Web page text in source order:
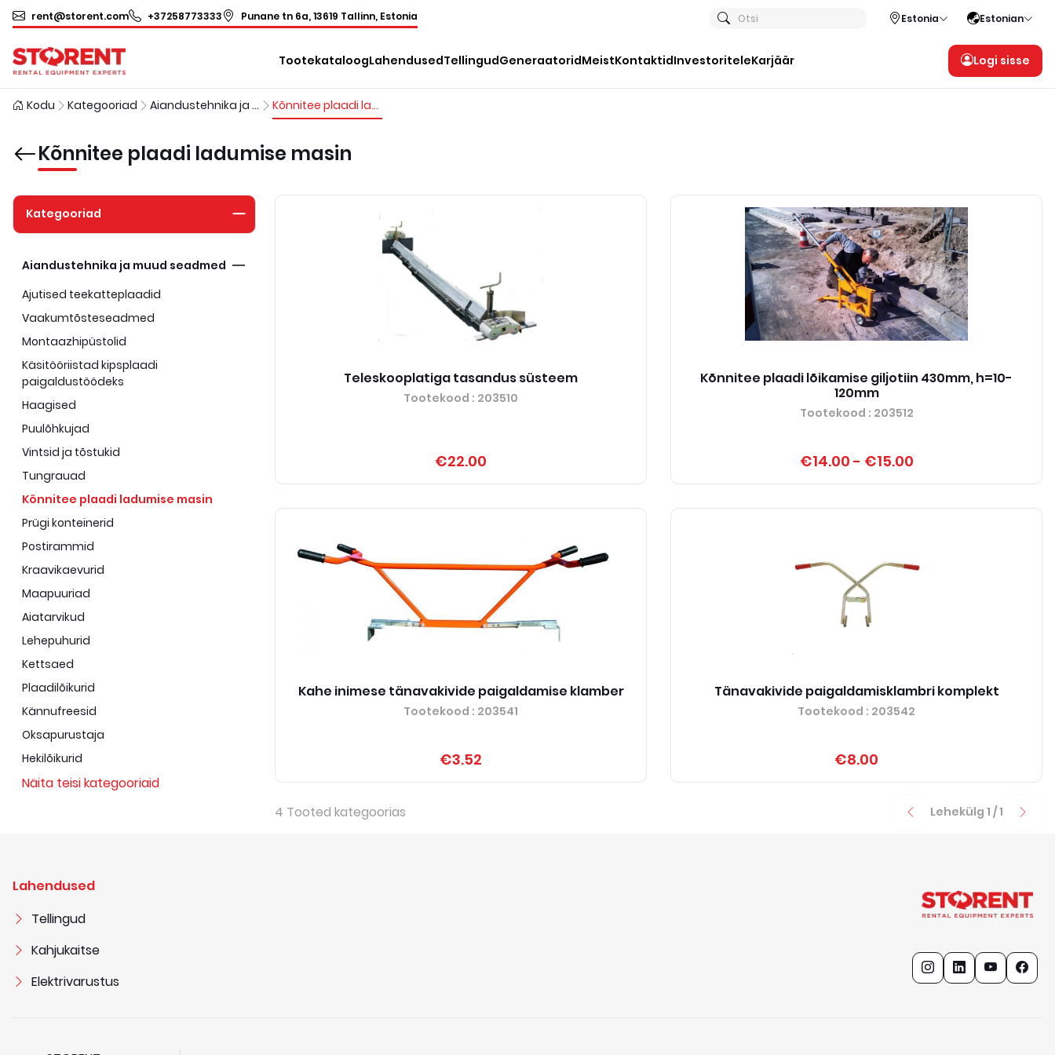
rent@storent.com +37258773333 Punane tn 6a, 13619 Tallinn, Estonia Otsi Estonia Estonian
TootekataloogLahendusedTellingudGeneraatoridMeistKontaktidInvestoriteleKarjäär Logi sisse
Kodu Kategooriad Aiandustehnika ja muud seadmed Kõnnitee plaadi ladumise masin
Kõnnitee plaadi ladumise masin
Kategooriad
Aiandustehnika ja muud seadmed
Ajutised teekatteplaadid
Vaakumtõsteseadmed
Montaazhipüstolid
Käsitööriistad kipsplaadi
paigaldustöödeks
Haagised
Puulõhkujad
Vintsid ja tõstukid
Tungrauad
Kõnnitee plaadi ladumise masin
Prügi konteinerid
Postirammid
Kraavikaevurid
Maapuuriad
Aiatarvikud
Lehepuhurid
Kettsaed
Plaadilõikurid
Kännufreesid
Oksapurustaja
Hekilõikurid
Näita teisi kategooriaid
Teleskooplatiga tasandus süsteem
Tootekood : 203510
€22.00
Kõnnitee plaadi lõikamise giljotiin 430mm, h=10-
120mm
Tootekood : 203512
€14.00 - €15.00
Kahe inimese tänavakivide paigaldamise klamber
Tootekood : 203541
€3.52
Tänavakivide paigaldamisklambri komplekt
Tootekood : 203542
€8.00
4 Tooted kategoorias Lehekülg 1 /1
Lahendused
Tellingud
Kahjukaitse
Elektrivarustus